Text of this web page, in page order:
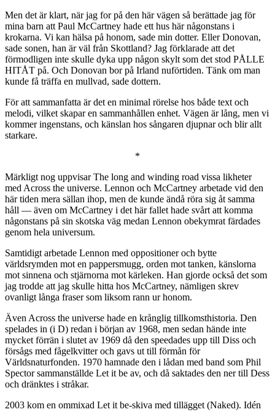
Men det är klart, när jag for på den här vägen så berättade jag för
mina barn att Paul McCartney hade ett hus här någonstans i
krokarna. Vi kan hälsa på honom, sade min dotter. Eller Donovan,
sade sonen, han är väl från Skottland? Jag förklarade att det
förmodligen inte skulle dyka upp någon skylt som det stod PÅLLE
HITÅT på. Och Donovan bor på Irland nuförtiden. Tänk om man
kunde få träffa en mullvad, sade dottern.
För att sammanfatta är det en minimal rörelse hos både text och
melodi, vilket skapar en sammanhållen enhet. Vägen är lång, men vi
kommer ingenstans, och känslan hos sångaren djupnar och blir allt
starkare.
*
Märkligt nog uppvisar The long and winding road vissa likheter
med Across the universe. Lennon och McCartney arbetade vid den
här tiden mera sällan ihop, men de kunde ändå röra sig åt samma
håll — även om McCartney i det här fallet hade svårt att komma
någonstans på sin skotska väg medan Lennon obekymrat färdades
genom hela universum.
Samtidigt arbetade Lennon med oppositioner och bytte
världsrymden mot en pappersmugg, orden mot tanken, känslorna
mot sinnena och stjärnorna mot kärleken. Han gjorde också det som
jag trodde att jag skulle hitta hos McCartney, nämligen skrev
ovanligt långa fraser som liksom rann ur honom.
Även Across the universe hade en krånglig tillkomsthistoria. Den
spelades in (i D) redan i början av 1968, men sedan hände inte
mycket förrän i slutet av 1969 då den speedades upp till Diss och
försågs med fågelkvitter och gavs ut till förmån för
Världsnaturfonden. 1970 hamnade den i lådan med band som Phil
Spector sammanställde Let it be av, och då saktades den ner till Dess
och dränktes i stråkar.
2003 kom en ommixad Let it be-skiva med tillägget (Naked). Idén